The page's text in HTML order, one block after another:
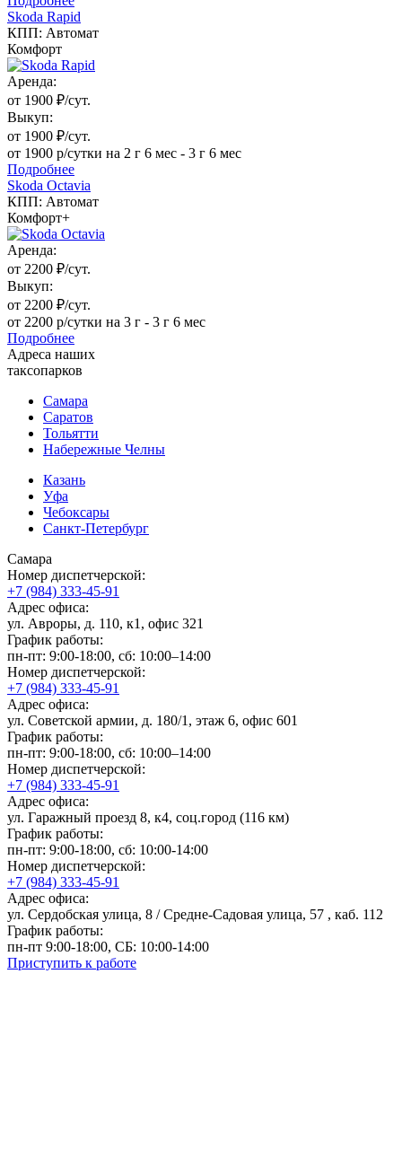
Skoda Rapid
КПП: Автомат
Комфорт
Аренда:
от 1900 ₽/сут.
Выкуп:
от 1900 ₽/сут.
от 1900 р/сутки на 2 г 6 мес - 3 г 6 мес
Подробнее
Skoda Octavia
КПП: Автомат
Комфорт+
Аренда:
от 2200 ₽/сут.
Выкуп:
от 2200 ₽/сут.
от 2200 р/сутки на 3 г - 3 г 6 мес
Подробнее
Адреса наших
таксопарков
Самара
Саратов
Тольятти
Набережные Челны
Казань
Уфа
Чебоксары
Санкт-Петербург
Самара
Номер диспетчерской:
+7 (984) 333-45-91
Адрес офиса:
ул. Авроры, д. 110, к1, офис 321
График работы:
пн-пт: 9:00-18:00, сб: 10:00–14:00
Номер диспетчерской:
+7 (984) 333-45-91
Адрес офиса:
ул. Советской армии, д. 180/1, этаж 6, офис 601
График работы:
пн-пт: 9:00-18:00, сб: 10:00–14:00
Номер диспетчерской:
+7 (984) 333-45-91
Адрес офиса:
ул. Гаражный проезд 8, к4, соц.город (116 км)
График работы:
пн-пт: 9:00-18:00, сб: 10:00-14:00
Номер диспетчерской:
+7 (984) 333-45-91
Адрес офиса:
ул. Сердобская улица, 8 / Средне-Садовая улица, 57 , каб. 112
График работы:
пн-пт 9:00-18:00, СБ: 10:00-14:00
Приступить к работе